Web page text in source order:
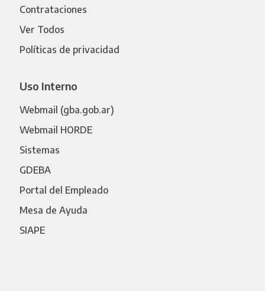
Contrataciones
Ver Todos
Políticas de privacidad
Uso Interno
Webmail (gba.gob.ar)
Webmail HORDE
Sistemas
GDEBA
Portal del Empleado
Mesa de Ayuda
SIAPE